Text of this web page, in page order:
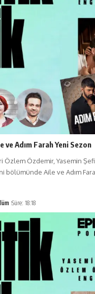
ve Adım Farah Yeni Sezon
Özlem Özdemir, Yasemin
bölümünde Aile ve Adım
Süre: 18:18